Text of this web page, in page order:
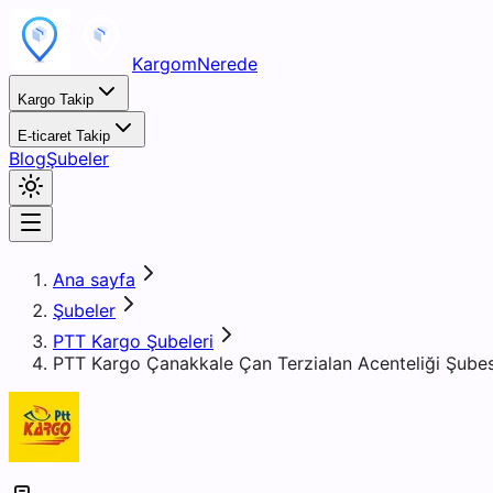
KargomNerede
Kargo Takip
E-ticaret Takip
BlogŞubeler
Ana sayfa
Şubeler
PTT Kargo Şubeleri
PTT Kargo Çanakkale Çan Terzialan Acenteliği